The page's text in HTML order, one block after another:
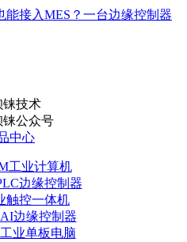
能接入MES？一台边缘控制器
铼公众号
中心
工业计算机
边缘控制器
触控一体机
边缘控制器
业单板电脑